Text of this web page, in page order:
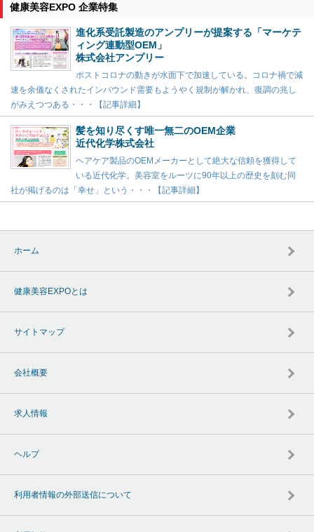
健康美容EXPO 企業特集
進化系受託製造のアンプリーが提案する「マーケテ
ィング連動型OEM」
株式会社アンプリー
ポストコロナの動きが水面下で加速している。コロナ禍で減
速を余儀なくされたインバウンド需要もようやく規制が解かれ、復調の兆し
がみえつつある・・・【記事詳細】
髪を知り尽くす唯一無二のOEM企業
近代化学株式会社
ヘアケア製品のOEMメーカーとして絶大な信頼を獲得して
いる近代化学。美容室をルーツに90年以上の歴史を刻む同
社が掲げるのは「幸せ」という・・・【記事詳細】
ホーム
健康美容EXPOとは
サイトマップ
会社概要
求人情報
ヘルプ
利用者情報の外部送信について